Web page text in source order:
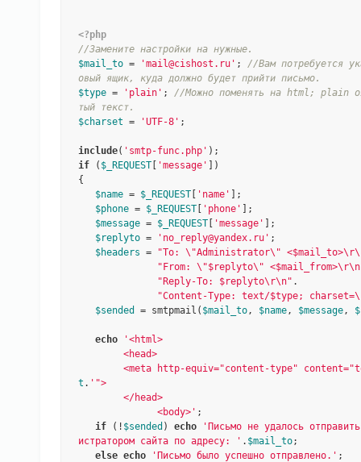
<?php
//Замените настройки на нужные.
$mail_to = 'mail@cishost.ru' ; //Вам потребуется
овый ящик, куда должно будет прийти письмо.
$type = 'plain' ; //Можно поменять на html; plain
тый текст.
$charset = 'UTF-8' ;
include( 'smtp-func.php'
if ( $_REQUEST 'message'
])
{
$name = $_REQUEST 'name'
];
$phone = $_REQUEST 'phone'
];
$message = $_REQUEST 'message'
];
$replyto = 'no_reply@yandex.ru' ;
$headers =
"To: \"Administrator\"
"From: \"$replyto\"
"Reply-To: $replyto\r\n" .
"Content-Type: text/$type;
$sended
= smtpmail( $mail_to, $name, $message,
echo
'<html>
<meta http-equiv="content-type"
t . '">
              <body>'
;
if (! $sended ) echo
'Письмо не удалось
истратором сайта по адресу: ' . $mail_to;
else echo 'Письмо было успешно отправлено.' ;